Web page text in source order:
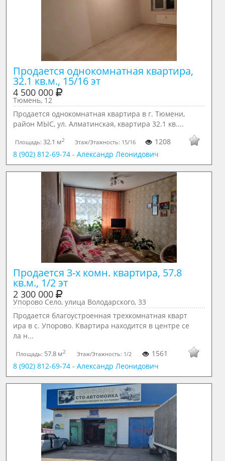
Продается однокомнатная квартира,
32.1 кв.м., 15/16 эт
4 500 000
Тюмень, 12
Продается однокомнатная квартира в г. Тюмени,
район МЫС, ул. Алматинская, квартира 32.1 кв....
Площадь:32.1 м2 Этаж/Этажность: 15/16
1208
8 (902) 812-69-74 - Александр Леонидович
Продается 3-х комн. квартира, 57.8
кв.м., 1/2 эт
2 300 000
Упорово Село, улица Володарского, 33
Продается благоустроенная трехкомнатная кварт
ира в с. Упорово. Квартира находится в центре се
ла н...
Площадь: 57.8 м2 Этаж/Этажность: 1/2
1561
8 (902) 812-69-74 - Александр Леонидович